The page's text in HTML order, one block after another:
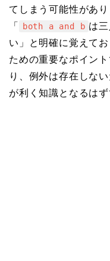
てしまう可能性があ
「
both a and b は
い」と明確に覚えて
ための重要なポイン
り、例外は存在しな
が利く知識となるはず